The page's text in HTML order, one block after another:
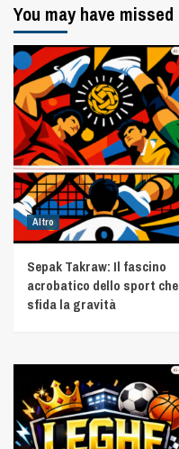
You may have missed
Altro
Sepak Takraw: Il fascino
acrobatico dello sport che
sfida la gravità